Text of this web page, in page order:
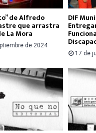
de Alfredo
que arrastra
La Mora
de 2024
DIF
17 de